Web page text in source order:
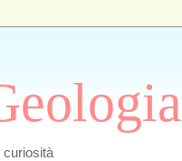
curiosità